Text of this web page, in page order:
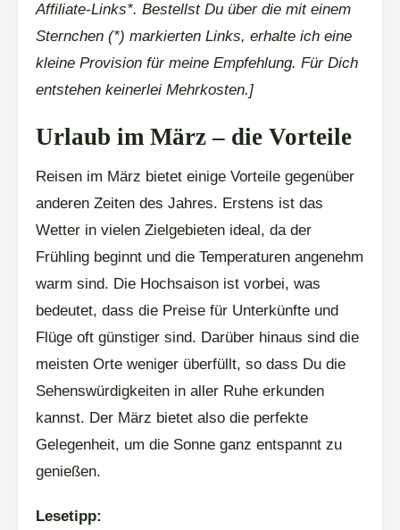
Affiliate-Links*. Bestellst Du über die mit einem
Sternchen (*) markierten Links, erhalte ich eine
kleine Provision für meine Empfehlung. Für Dich
entstehen keinerlei Mehrkosten.]
Urlaub im März – die Vorteile
Reisen im März bietet einige Vorteile gegenüber
anderen Zeiten des Jahres. Erstens ist das
Wetter in vielen Zielgebieten ideal, da der
Frühling beginnt und die Temperaturen angenehm
warm sind. Die Hochsaison ist vorbei, was
bedeutet, dass die Preise für Unterkünfte und
Flüge oft günstiger sind. Darüber hinaus sind die
meisten Orte weniger überfüllt, so dass Du die
Sehenswürdigkeiten in aller Ruhe erkunden
kannst. Der März bietet also die perfekte
Gelegenheit, um die Sonne ganz entspannt zu
genießen.
Lesetipp: